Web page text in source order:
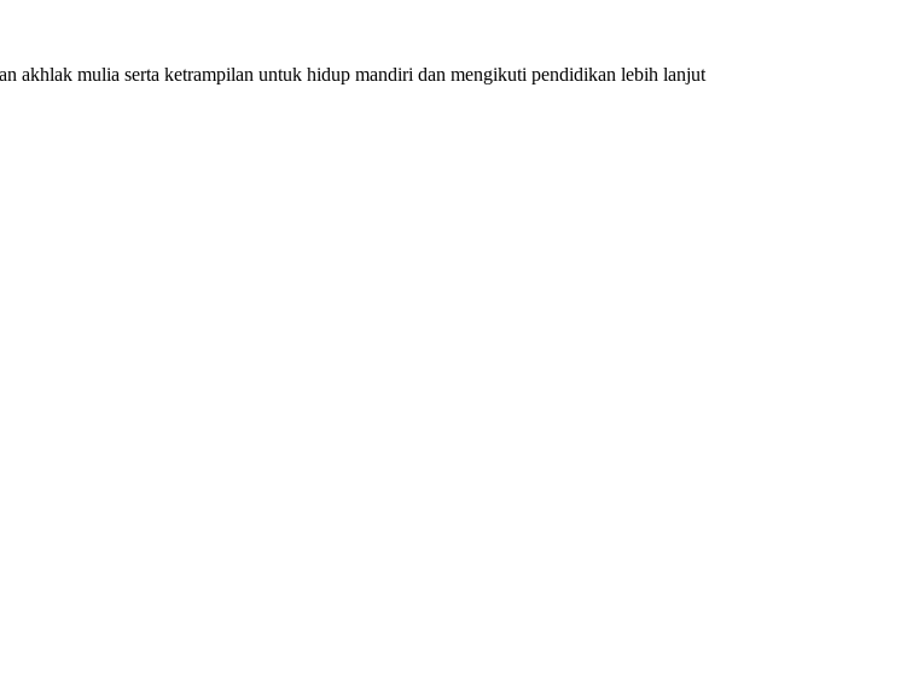
akhlak mulia serta ketrampilan untuk hidup mandiri dan mengikuti pendidikan lebih lanjut